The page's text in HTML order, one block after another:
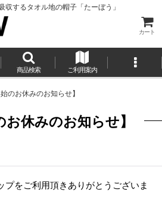
するタオル地の帽子「たーぼう」
カート
商品検索 ご利用案内
始のお休みのお知らせ】
お休みのお知らせ】
プをご利用頂きありがとうございま